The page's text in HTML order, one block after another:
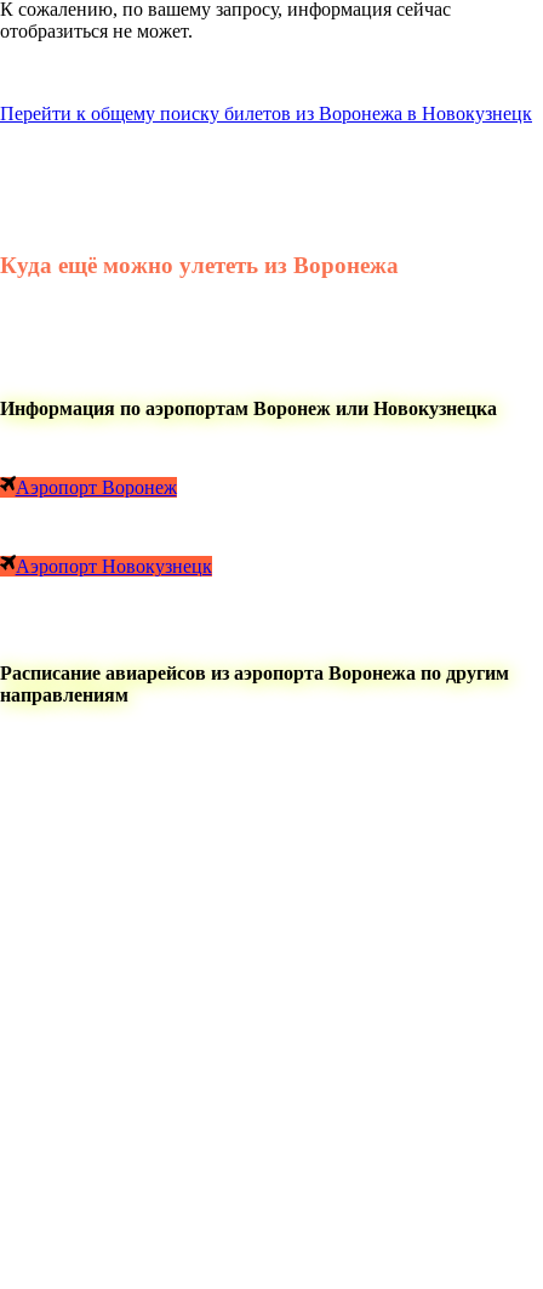
К сожалению, по вашему запросу, информация сейчас
отобразиться не может.
Перейти к общему поиску билетов из Воронежа в Новокузнецк
Куда ещё можно улететь из Воронежа
Информация по аэропортам Воронеж или Новокузнецка
Аэропорт Воронеж
Аэропорт Новокузнецк
Расписание авиарейсов из аэропорта Воронежа по другим
направлениям